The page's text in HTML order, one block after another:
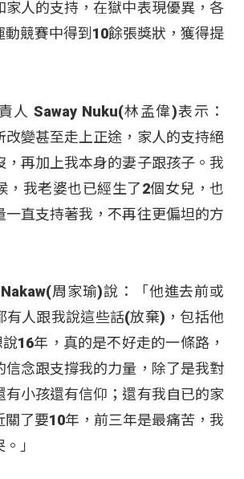
家人的支持，在獄中表現優異，各
動競賽中得到10餘張獎狀，獲得提
人 Saway Nuku(林孟偉)表示：
改變甚至走上正途，家人的支持絕
，再加上我本身的妻子跟孩子。我
，我老婆也已經生了2個女兒，也
一直支持著我，不再往更偏坦的方
周家瑜)說：「他進去前或
有人跟我說這些話(放棄)，包括他
16年，真的是不好走的一條路，
信念跟支撐我的力量，除了是我對
有小孩還有信仰；還有我自已的家
關了要10年，前三年是最痛苦，我
」